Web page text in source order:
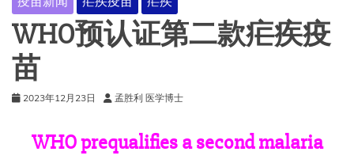
WHO预认证第二款疟疾疫
苗
2023年12月23日 孟胜利 医学博士
WHO prequalifies a second malaria